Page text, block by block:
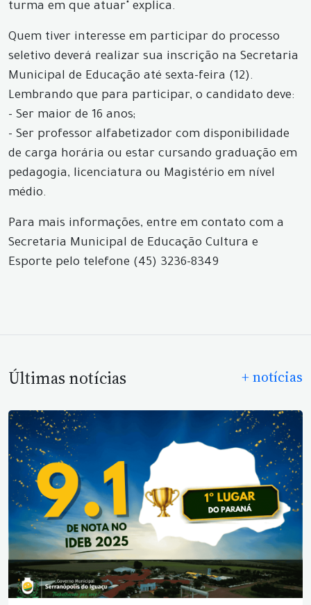
turma em que atuar" explica.
Quem tiver interesse em participar do processo
seletivo deverá realizar sua inscrição na Secretaria
Municipal de Educação até sexta-feira (12).
Lembrando que para participar, o candidato deve:
- Ser maior de 16 anos;
- Ser professor alfabetizador com disponibilidade
de carga horária ou estar cursando graduação em
pedagogia, licenciatura ou Magistério em nível
médio.
Para mais informações, entre em contato com a
Secretaria Municipal de Educação Cultura e
Esporte pelo telefone (45) 3236-8349
Últimas notícias + notícias